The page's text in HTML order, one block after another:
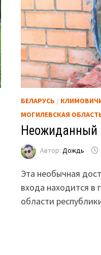
БЕЛАРУСЬ /
МОГИЛЕВСКАЯ
Неожиданный
Автор: Дождь
Эта необычная
входа находится
области